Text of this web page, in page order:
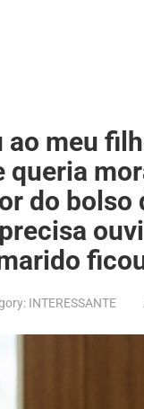
meu
queria
do bolso
INTERESSANTE